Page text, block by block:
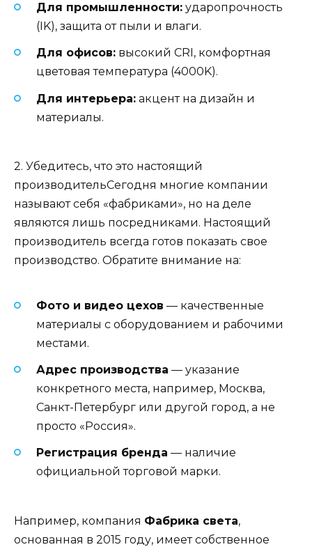
Для промышленности: ударопрочность
(IK), защита от пыли и влаги.
Для офисов: высокий CRI, комфортная
цветовая температура (4000K).
Для интерьера: акцент на дизайн и
материалы.
2. Убедитесь, что это настоящий
производительСегодня многие компании
называют себя «фабриками», но на деле
являются лишь посредниками. Настоящий
производитель всегда готов показать свое
производство. Обратите внимание на:
Фото и видео цехов — качественные
материалы с оборудованием и рабочими
местами.
Адрес производства — указание
конкретного места, например, Москва,
Санкт-Петербург или другой город, а не
просто «Россия».
Регистрация бренда — наличие
официальной торговой марки.
Например, компания Фабрика света,
основанная в 2015 году, имеет собственное